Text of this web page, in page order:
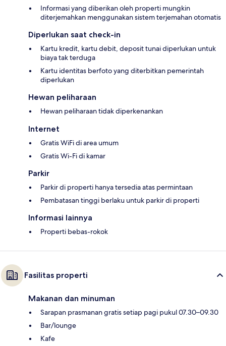
Informasi yang diberikan oleh properti mungkin
diterjemahkan menggunakan sistem terjemahan otomatis
Diperlukan saat check-in
Kartu kredit, kartu debit, deposit tunai diperlukan untuk
biaya tak terduga
Kartu identitas berfoto yang diterbitkan pemerintah
diperlukan
Hewan peliharaan
Hewan peliharaan tidak diperkenankan
Internet
Gratis WiFi di area umum
Gratis Wi-Fi di kamar
Parkir
Parkir di properti hanya tersedia atas permintaan
Pembatasan tinggi berlaku untuk parkir di properti
Informasi lainnya
Properti bebas-rokok
Fasilitas properti
Makanan dan minuman
Sarapan prasmanan gratis setiap pagi pukul 07.30–09.30
Bar/lounge
Kafe